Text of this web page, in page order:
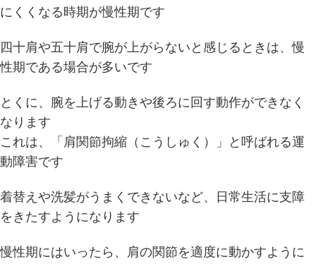
にくくなる時期が慢性期です
四十肩や五十肩で腕が上がらないと感じるときは、慢
性期である場合が多いです
とくに、腕を上げる動きや後ろに回す動作ができなく
なります
これは、「肩関節拘縮（こうしゅく）」と呼ばれる運
動障害です
着替えや洗髪がうまくできないなど、日常生活に支障
をきたすようになります
慢性期にはいったら、肩の関節を適度に動かすように